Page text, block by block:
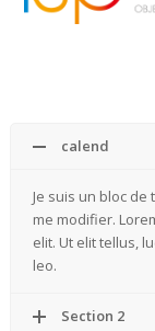
calend
Je suis un bloc
me modifier.
elit. Ut elit tellus,
leo.
Section 2